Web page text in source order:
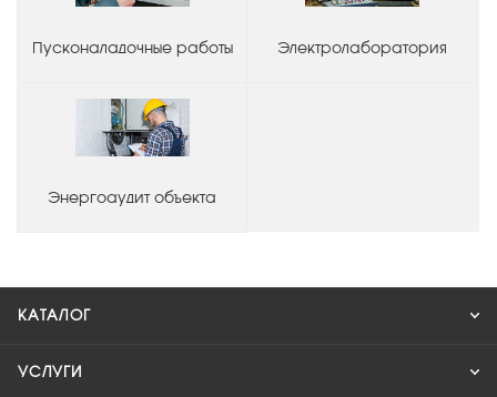
Пусконаладочные работы Электролаборатория
Энергоаудит объекта
КАТАЛОГ
УСЛУГИ